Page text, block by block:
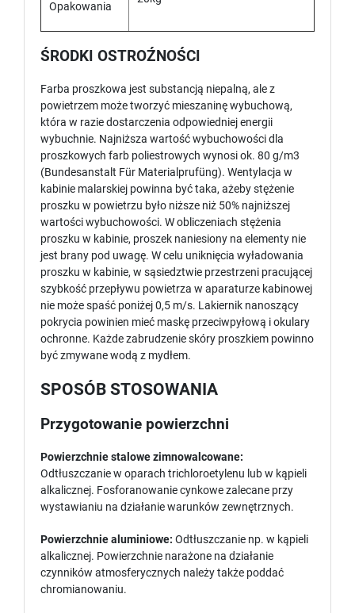
Opakowania
ŚRODKI OSTROŹNOŚCI
Farba proszkowa jest substancją niepalną, ale z
powietrzem może tworzyć mieszaninę wybuchową,
która w razie dostarczenia odpowiedniej energii
wybuchnie. Najniższa wartość wybuchowości dla
proszkowych farb poliestrowych wynosi ok. 80 g/m3
(Bundesanstalt Für Materialprufüng). Wentylacja w
kabinie malarskiej powinna być taka, ażeby stężenie
proszku w powietrzu było niższe niż 50% najniższej
wartości wybuchowości. W obliczeniach stężenia
proszku w kabinie, proszek naniesiony na elementy nie
jest brany pod uwagę. W celu uniknięcia wyładowania
proszku w kabinie, w sąsiedztwie przestrzeni pracującej
szybkość przepływu powietrza w aparaturze kabinowej
nie może spaść poniżej 0,5 m/s. Lakiernik nanoszący
pokrycia powinien mieć maskę przeciwpyłową i okulary
ochronne. Każde zabrudzenie skóry proszkiem powinno
być zmywane wodą z mydłem.
SPOSÓB STOSOWANIA
Przygotowanie powierzchni
Powierzchnie stalowe zimnowalcowane:
Odtłuszczanie w oparach trichloroetylenu lub w kąpieli
alkalicznej. Fosforanowanie cynkowe zalecane przy
wystawianiu na działanie warunków zewnętrznych.
Powierzchnie aluminiowe: Odtłuszczanie np. w kąpieli
alkalicznej. Powierzchnie narażone na działanie
czynników atmosferycznych należy także poddać
chromianowaniu.